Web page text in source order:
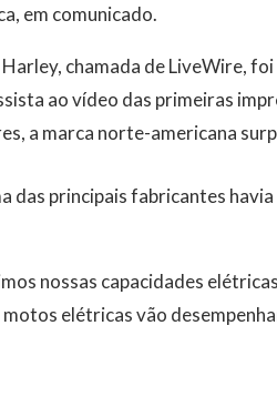
em comunicado.
chamada de LiveWire,
ao vídeo das primeiras
a marca norte-americana
das principais fabricantes
nossas capacidades
motos elétricas vão